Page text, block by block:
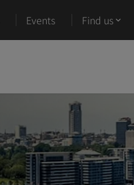
Events Find us